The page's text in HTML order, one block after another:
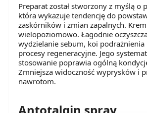
Preparat został stworzony z myślą o
która wykazuje tendencję do
zaskórników i zmian zapalnych. Krem
wielopoziomowo. Łagodnie
wydzielanie sebum, koi podrażnienia
procesy regeneracyjne. Jego
stosowanie poprawia ogólną
Zmniejsza widoczność wyprysków i
nawrotom.